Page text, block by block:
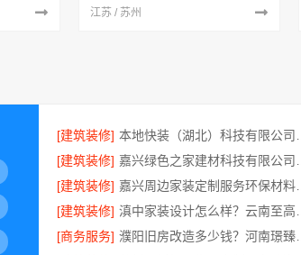
江苏 / 苏州
[建筑装修]
[建筑装修]
[建筑装修]
[建筑装修]
[商务服务]